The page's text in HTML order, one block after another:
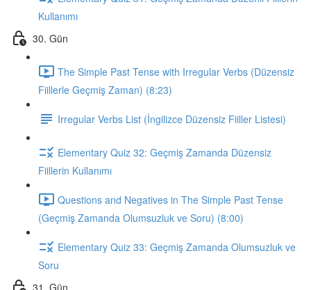
Kullanımı
30. Gün
The Simple Past Tense with Irregular Verbs (Düzensiz
Fiillerle Geçmiş Zaman) (8:23)
Irregular Verbs List (İngilizce Düzensiz Fiiller Listesi)
Elementary Quiz 32: Geçmiş Zamanda Düzensiz
Fiillerin Kullanımı
Questions and Negatives in The Simple Past Tense
(Geçmiş Zamanda Olumsuzluk ve Soru) (8:00)
Elementary Quiz 33: Geçmiş Zamanda Olumsuzluk ve
Soru
31. Gün